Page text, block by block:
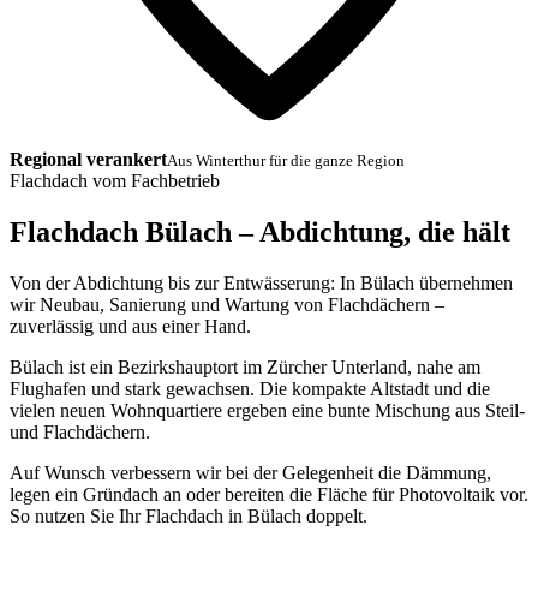
Regional verankertAus Winterthur für die ganze Region
Flachdach vom Fachbetrieb
Flachdach Bülach – Abdichtung, die hält
Von der Abdichtung bis zur Entwässerung: In Bülach übernehmen
wir Neubau, Sanierung und Wartung von Flachdächern –
zuverlässig und aus einer Hand.
Bülach ist ein Bezirkshauptort im Zürcher Unterland, nahe am
Flughafen und stark gewachsen. Die kompakte Altstadt und die
vielen neuen Wohnquartiere ergeben eine bunte Mischung aus Steil-
und Flachdächern.
Auf Wunsch verbessern wir bei der Gelegenheit die Dämmung,
legen ein Gründach an oder bereiten die Fläche für Photovoltaik vor.
So nutzen Sie Ihr Flachdach in Bülach doppelt.